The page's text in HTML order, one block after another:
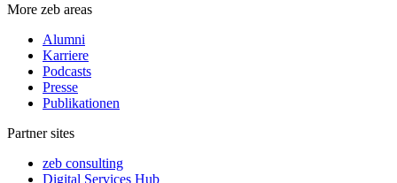
More zeb areas
Alumni
Karriere
Podcasts
Presse
Publikationen
Partner sites
zeb consulting
Digital Services Hub